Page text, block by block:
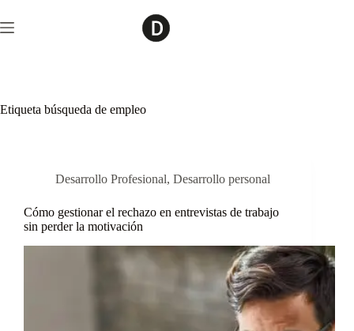
al
contenido
Etiqueta búsqueda de empleo
Desarrollo Profesional, Desarrollo personal
Cómo gestionar el rechazo en entrevistas de trabajo
sin perder la motivación